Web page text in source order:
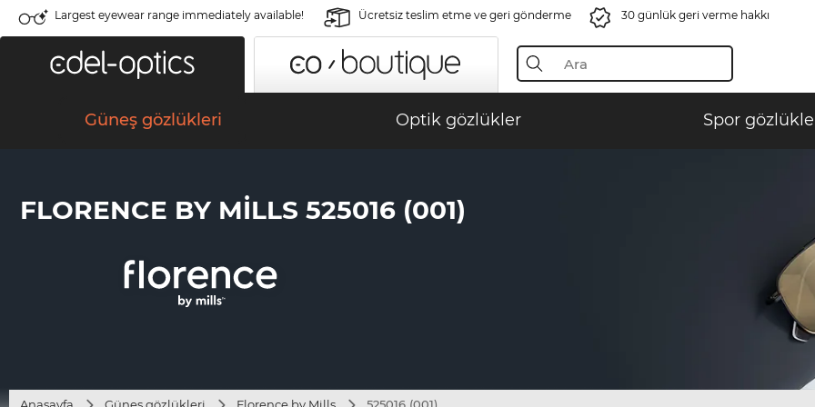
Largest eyewear range immediately available! Ücretsiz teslim etme ve geri gönderme 30 günlük geri verme hakkı
Güneş gözlükleri Optik gözlükler Spor
FLORENCE BY MILLS 525016 (001)